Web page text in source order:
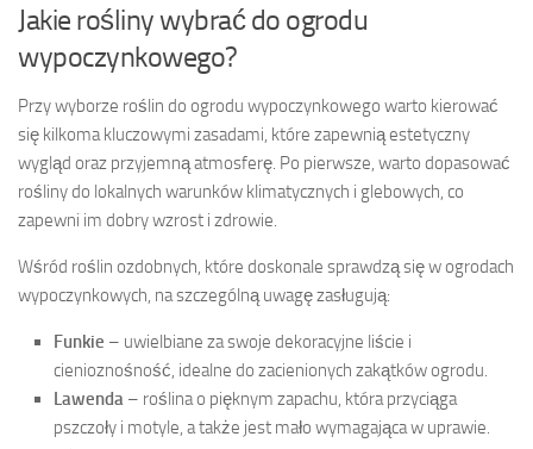
Jakie rośliny wybrać do ogrodu
wypoczynkowego?
Przy wyborze roślin do ogrodu wypoczynkowego warto kierować
się kilkoma kluczowymi zasadami, które zapewnią estetyczny
wygląd oraz przyjemną atmosferę. Po pierwsze, warto dopasować
rośliny do lokalnych warunków klimatycznych i glebowych, co
zapewni im dobry wzrost i zdrowie.
Wśród roślin ozdobnych, które doskonale sprawdzą się w ogrodach
wypoczynkowych, na szczególną uwagę zasługują:
Funkie – uwielbiane za swoje dekoracyjne liście i
cienioznośność, idealne do zacienionych zakątków ogrodu.
Lawenda – roślina o pięknym zapachu, która przyciąga
pszczoły i motyle, a także jest mało wymagająca w uprawie.